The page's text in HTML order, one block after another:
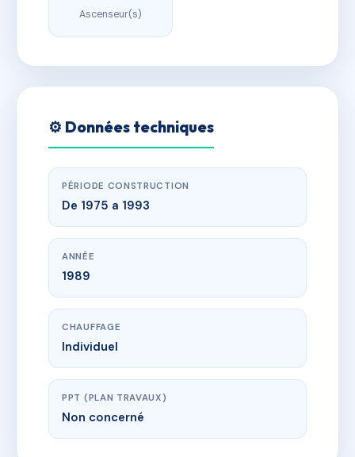
Ascenseur(s)
⚙️ Données techniques
PÉRIODE CONSTRUCTION
De 1975 a 1993
ANNÉE
1989
CHAUFFAGE
Individuel
PPT (PLAN TRAVAUX)
Non concerné